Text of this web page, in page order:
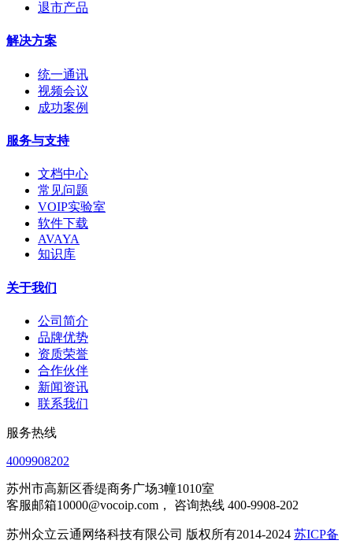
退市产品
解决方案
统一通讯
视频会议
成功案例
服务与支持
文档中心
常见问题
VOIP实验室
软件下载
AVAYA
知识库
关于我们
公司简介
品牌优势
资质荣誉
合作伙伴
新闻资讯
联系我们
服务热线
4009908202
苏州市高新区香缇商务广场3幢1010室
客服邮箱10000@vocoip.com， 咨询热线 400-9908-202
苏州众立云通网络科技有限公司 版权所有2014-2024 苏ICP备